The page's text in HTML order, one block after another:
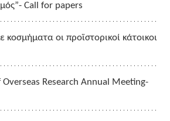
Call for papers
κοσμήματα οι προϊστορικοί κάτοικοι
Research Annual Meeting-